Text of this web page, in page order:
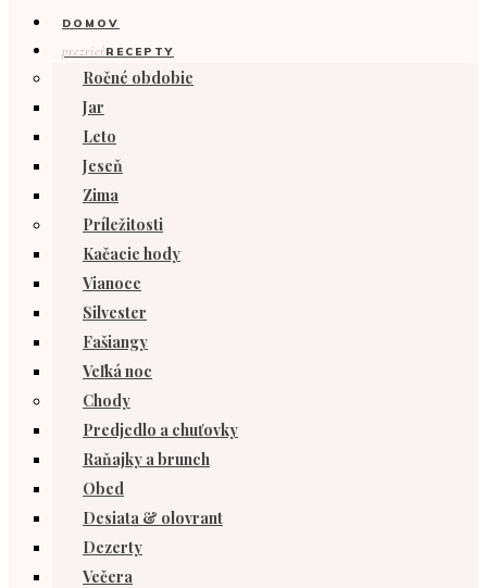
DOMOV
prezrieťRECEPTY
Ročné obdobie
Jar
Leto
Jeseň
Zima
Príležitosti
Kačacie hody
Vianoce
Silvester
Fašiangy
Veľká noc
Chody
Predjedlo a chuťovky
Raňajky a brunch
Obed
Desiata & olovrant
Dezerty
Večera